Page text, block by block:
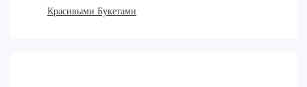
Красивыми Букетами